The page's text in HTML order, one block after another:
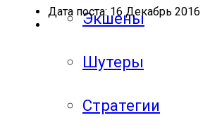
Экшены
Шутеры
Стратегии
Дата поста: 16 Декабрь 2016